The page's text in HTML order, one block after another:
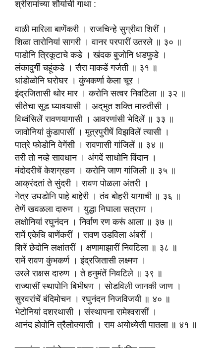
श्रीरामांच्या शौर्याची गाथा :
वाळी मारिला बाणेंकरी । राजचिन्हे सुग्रीवा शिरीं ।
शिळा तारोनियां सागरी । वानर परपारीं उतरले ॥ ३० ॥
पाडोनि त्रिकूटाचे कडे । खंदक बुजोनि धडफुडे ।
लंकादुर्गीं चहूंकडे । सैरा माकडें गर्जती ॥ ३१ ॥
धांडोळोनि घरोघर । कुंभकर्णा केला चूर ।
इंद्रजितासी थोर मार । करोनि सत्वर निवटिला ॥ ३२ ॥
सीतेचा सूड घ्यावयासी । अद्‌भुत शक्ति मारुतीसी ।
विध्वंसिलें रावणयागासी । आवरणांसी भेदिलें ॥ ३३ ॥
जावोनियां कुंडापासीं । मूत्रपुरीषें विझविलें त्यासी ।
पात्रे फोडोनि वेगेंसी । रावणासी गांजिलें ॥ ३४ ॥
तरी तो नव्हे सावधान । अंगदें साधोनि विंदान ।
मंदोदरीचें केशग्रहण । करोनि जाण गांजिली ॥ ३५ ॥
आक्रंदतां ते सुंदरी । रावण पोळला अंतरी ।
नेत्र उघडोनि पाहे बाहेरी । तंव बोहरी यागाची ॥ ३६ ॥
तेणें खवळला दारुण । युद्धा निघाला सत्राण ।
लक्षोनियां रघुनंदन । निर्वाण रण करूं आला ॥ ३७ ॥
रामें एकेचि बाणेंकरीं । रावण उडविला अंबरीं ।
शिरें छेदोनि लक्षांतरीं । क्षणामाझारीं निवटिला ॥ ३८ ॥
रामें रावण कुंभकर्ण । इंद्रजितासी लक्ष्मण ।
उरले राक्षस दारुण । ते हनुमंतें निवटिले ॥ ३९ ॥
राज्यासीं स्थापोनि बिभीषण । सोडविली जानकी जाण ।
सुरवरांचें बंदिमोचन । रघुनंदन निजविजयी ॥ ४० ॥
भेटोनियां दशरथासी । संस्थापना रामेश्वरासीं ।
आनंद होवोनि त्रैलोक्यासी । राम अयोध्येसी पातला ॥ ४१ ॥